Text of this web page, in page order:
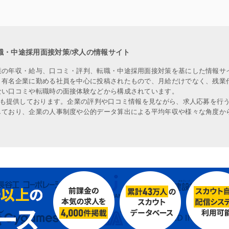
中途採用面接対策/求人の情報サイト
年収・給与、口コミ・評判、転職・中途採用面接対策を基にした情報
名企業に勤める社員を中心に投稿されたもので、月給だけでなく、残
口コミや転職時の面接体験などから構成されています。
提供しております。企業の評判や口コミ情報を見ながら、求人応募を行
おり、企業の人事制度や公的データ算出による平均年収や様々な角度